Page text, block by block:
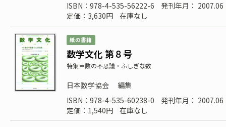
ISBN：978-4-535-56222-6
発刊年月： 2007.06
定価：3,630円
在庫なし
紙の書籍
数学文化 第８号
特集＝数の不思議・ふしぎな数
日本数学協会
編集
ISBN：978-4-535-60238-0
発刊年月： 2007.06
定価：1,540円
在庫なし